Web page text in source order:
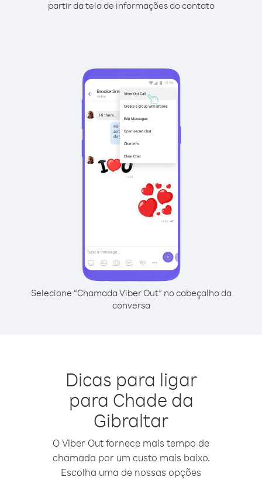
partir da tela de informações do contato
Selecione “Chamada Viber Out” no cabeçalho da
conversa
Dicas para ligar
para Chade da
Gibraltar
O Viber Out fornece mais tempo de
chamada por um custo mais baixo.
Escolha uma de nossas opções